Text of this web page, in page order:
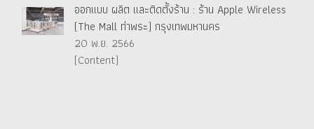
ออกแบบ ผลิต และติดตั้งร้าน : ร้าน Apple Wireless
(The Mall ท่าพระ) กรุงเทพมหานคร
20 พ.ย. 2566
(Content)